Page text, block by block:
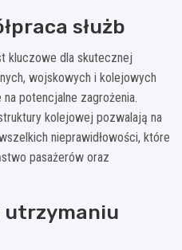
służb
kluczowe dla skutecznej
wojskowych i kolejowych
potencjalne zagrożenia.
kolejowej pozwalają na
nieprawidłowości, które
pasażerów oraz
utrzymaniu